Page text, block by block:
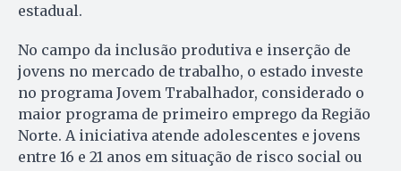
estadual.
No campo da inclusão produtiva e inserção de
jovens no mercado de trabalho, o estado investe
no programa Jovem Trabalhador, considerado o
maior programa de primeiro emprego da Região
Norte. A iniciativa atende adolescentes e jovens
entre 16 e 21 anos em situação de risco social ou